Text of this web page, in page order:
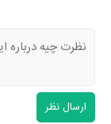
ارسال نظر